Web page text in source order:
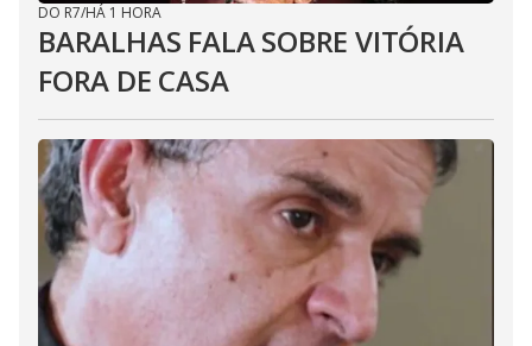
DO R7/HÁ 1 HORA
BARALHAS FALA SOBRE VITÓRIA
FORA DE CASA